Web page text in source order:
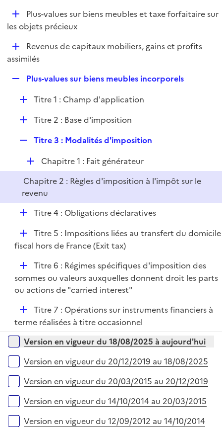
p
l
i
e
r
D
é
i
Plus-values sur biens meubles et taxe forfaitaire sur
les objets précieux
D
é
i
e
r
Revenus de capitaux mobiliers, gains et profits
assimilés
p
l
i
e
Plus-values sur biens meubles incorporels
D
e
r
Titre 1 : Champ d'application
D
l
i
e
r
Titre 2 : Base d'imposition
p
l
i
e
Titre 3 : Modalités d'imposition
D
é
p
l
i
r
Chapitre 1 : Fait générateur
Chapitre 2 : Règles d'imposition à l'impôt sur le
revenu
D
l
r
Titre 4 : Obligations déclaratives
D
é
i
e
Titre 5 : Impositions liées au transfert du domicile
fiscal hors de France (Exit tax)
D
é
p
e
r
Titre 6 : Régimes spécifiques d'imposition des
sommes ou valeurs auxquelles donnent droit les parts
ou actions de "carried interest"
D
é
p
l
i
e
r
Titre 7 : Opérations sur instruments financiers à
terme réalisées à titre occasionnel
Versions sur la période
Version en vigueur du 18/08/2025 à aujourd'hui
Version en vigueur du 20/12/2019 au 18/08/2025
Version en vigueur du 20/03/2015 au 20/12/2019
Version en vigueur du 14/10/2014 au 20/03/2015
Version en vigueur du 12/09/2012 au 14/10/2014